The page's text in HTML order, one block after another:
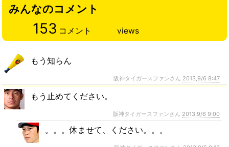
みんなのコメント
153 コメント views
もう知らん
阪神タイガースファンさん 2013,9/6 8:47
もう止めてください。
阪神タイガースファンさん 2013,9/6 9:00
。。。休ませて、ください。。。